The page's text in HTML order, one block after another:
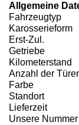
Allgemeine
Fahrzeugtyp
Karosserieform
Erst-Zul.
Getriebe
Kilometerstand
Anzahl der
Farbe
Standort
Lieferzeit
Unsere Nummer